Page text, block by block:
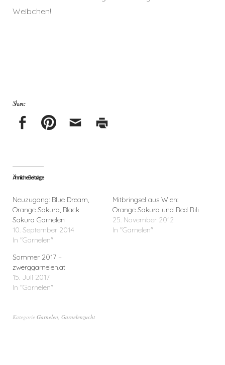
Weibchen!
Share:
Ähnliche Beiträge
Neuzugang: Blue Dream,
Orange Sakura, Black
Sakura Garnelen
10. September 2014
In "Garnelen"
Mitbringsel aus Wien:
Orange Sakura und Red Rili
25. November 2012
In "Garnelen"
Sommer 2017 –
zwerggarnelen.at
15. Juli 2017
In "Garnelen"
Kategorie Garnelen Garnelenzucht